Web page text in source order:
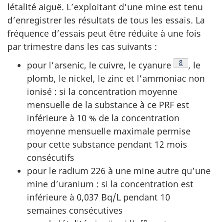
létalité aiguë. L’exploitant d’une mine est tenu
d’enregistrer les résultats de tous les essais. La
fréquence d’essais peut être réduite à une fois
par trimestre dans les cas suivants :
pour l’arsenic, le cuivre, le cyanure
Note de
8
, le
plomb, le nickel, le zinc et l’ammoniac non
ionisé : si la concentration moyenne
mensuelle de la substance à ce PRF est
inférieure à 10 % de la concentration
moyenne mensuelle maximale permise
pour cette substance pendant 12 mois
consécutifs
pour le radium 226 à une mine autre qu’une
mine d’uranium : si la concentration est
inférieure à 0,037 Bq/L pendant 10
semaines consécutives